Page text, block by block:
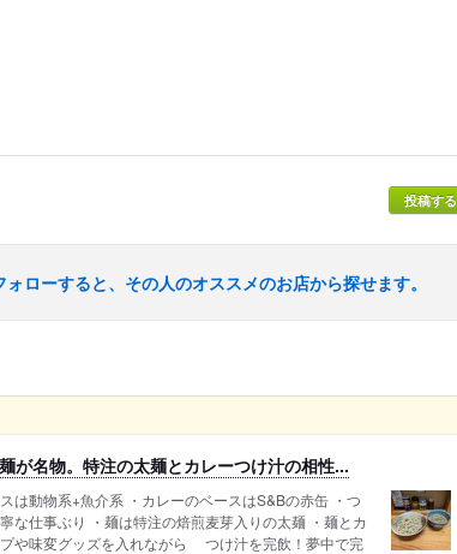
投稿する
ローすると、その人のオススメのお店から探せます。
が名物。特注の太麺とカレーつけ汁の相性...
は動物系+魚介系 ・カレーのベースはS&Bの赤缶 ・つ
仕事ぶり ・麺は特注の焙煎麦芽入りの太麺 ・麺とカ
や味変グッズを入れながら つけ汁を完飲！夢中で完